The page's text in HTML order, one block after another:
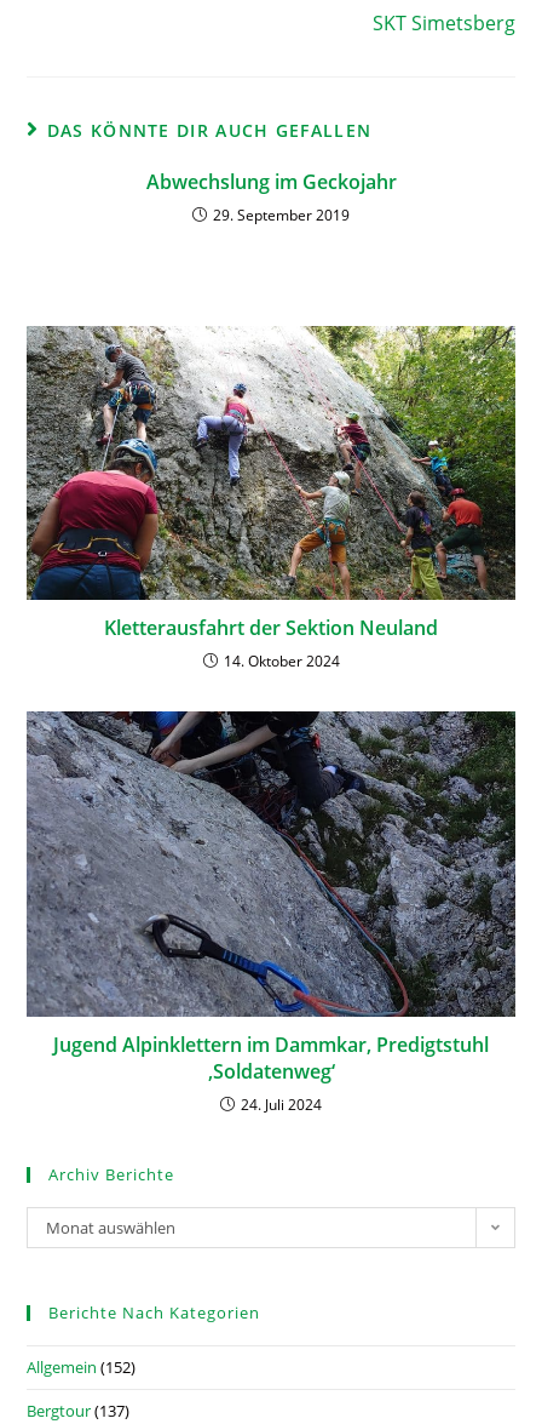
SKT Simetsberg
DAS KÖNNTE DIR AUCH GEFALLEN
Abwechslung im Geckojahr
29. September 2019
Kletterausfahrt der Sektion Neuland
14. Oktober 2024
Jugend Alpinklettern im Dammkar, Predigtstuhl
‚Soldatenweg‘
24. Juli 2024
Archiv Berichte
Monat auswählen
Berichte Nach Kategorien
Allgemein (152)
Bergtour(137)